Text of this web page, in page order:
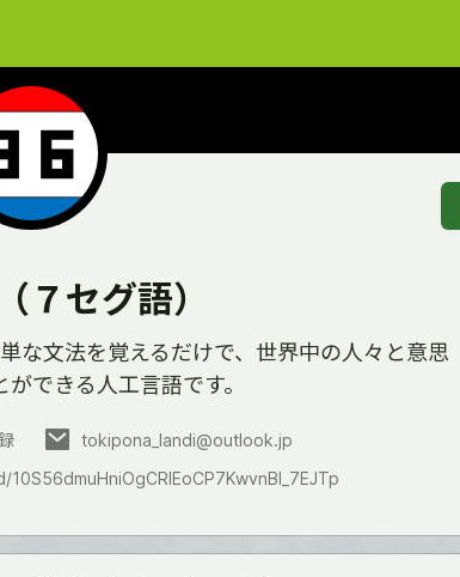
７セグ語）
な文法を覚えるだけで、世界中の人々と意思
できる人工言語です。
tokipona_landi@outlook.jp